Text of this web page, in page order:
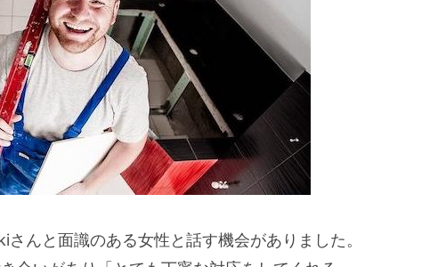
んと面識のある女性と話す機会がありました。